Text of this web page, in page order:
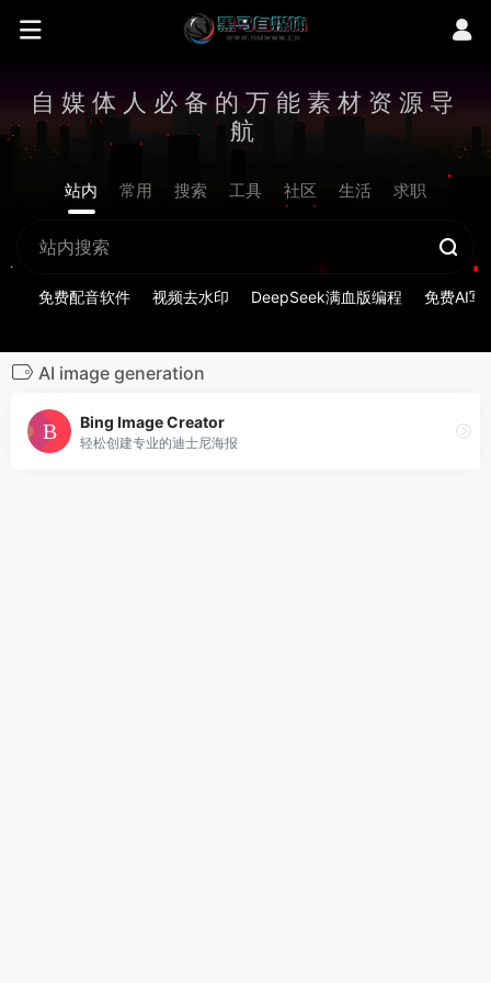
自媒体人必备的万能素材资源导
航
站内 常用 搜索 工具 社区 生活 求职
免费配音软件 视频去水印 DeepSeek满血版编程 免费AI写
AI image generation
Bing Image Creator
轻松创建专业的迪士尼海报